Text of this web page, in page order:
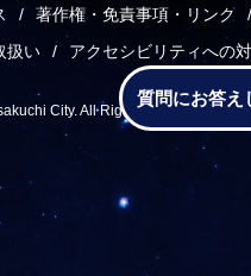
著作権・免責事項・リンク
扱い
アクセシビリティへの
City. All Rights Reserved.
質問にお答え